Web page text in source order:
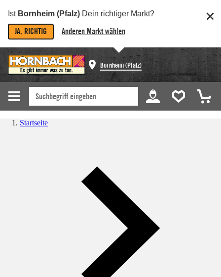
Ist Bornheim (Pfalz) Dein richtiger Markt?
JA, RICHTIG Anderen Markt wählen
Bornheim (Pfalz)
Startseite